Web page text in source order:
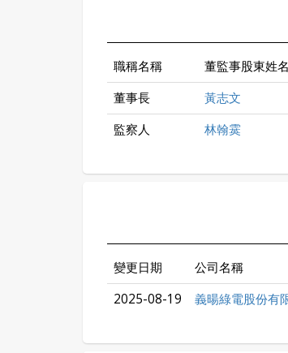
職稱名稱 董監事股東姓名
董事長
黃志文
監察人
林翰霙
變更日期 公司名稱
2025-08-19
義暘綠電股份有